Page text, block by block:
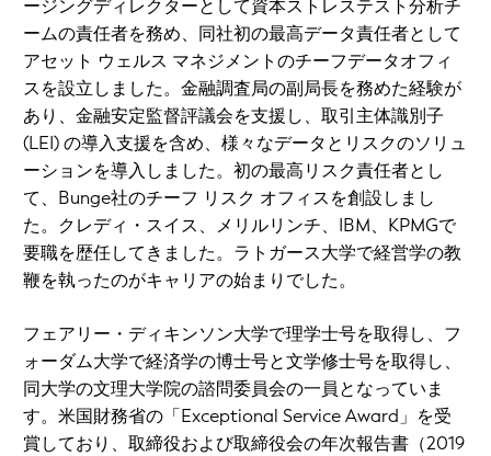
ージングディレクターとして資本ストレステスト分析チ
ームの責任者を務め、同社初の最高データ責任者として
アセット ウェルス マネジメントのチーフデータオフィ
スを設立しました。金融調査局の副局長を務めた経験が
あり、金融安定監督評議会を支援し、取引主体識別子
(LEI) の導入支援を含め、様々なデータとリスクのソリュ
ーションを導入しました。初の最高リスク責任者とし
て、Bunge社のチーフ リスク オフィスを創設しまし
た。クレディ・スイス、メリルリンチ、IBM、KPMGで
要職を歴任してきました。ラトガース大学で経営学の教
鞭を執ったのがキャリアの始まりでした。
フェアリー・ディキンソン大学で理学士号を取得し、フ
ォーダム大学で経済学の博士号と文学修士号を取得し、
同大学の文理大学院の諮問委員会の一員となっていま
す。米国財務省の「Exceptional Service Award」を受
賞しており、取締役および取締役会の年次報告書（2019